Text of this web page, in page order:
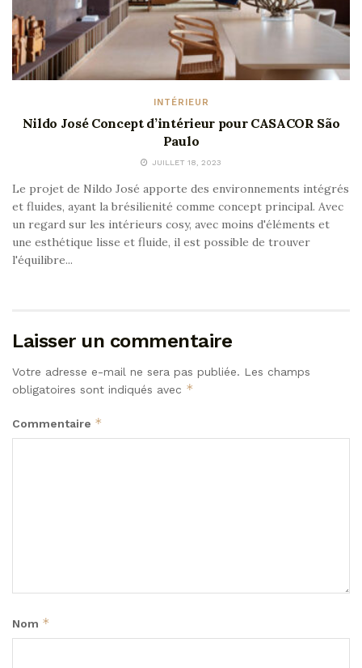
INTÉRIEUR
Nildo José Concept d’intérieur pour CASACOR São
Paulo
JUILLET 18, 2023
Le projet de Nildo José apporte des environnements intégrés
et fluides, ayant la brésilienité comme concept principal. Avec
un regard sur les intérieurs cosy, avec moins d'éléments et
une esthétique lisse et fluide, il est possible de trouver
l'équilibre...
Laisser un commentaire
Votre adresse e-mail ne sera pas publiée. Les champs
obligatoires sont indiqués avec *
Commentaire *
Nom *